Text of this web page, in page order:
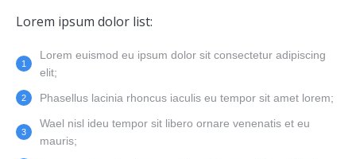
Lorem ipsum dolor list:
Lorem euismod eu ipsum dolor sit consectetur adipiscing
elit;
Phasellus lacinia rhoncus iaculis eu tempor sit amet lorem;
Wael nisl ideu tempor sit libero ornare venenatis et eu
mauris;